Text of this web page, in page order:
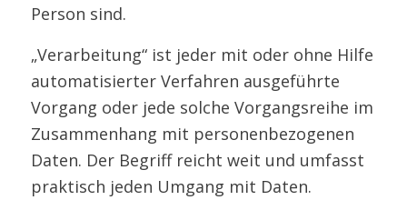
Person sind.
„Verarbeitung“ ist jeder mit oder ohne Hilfe
automatisierter Verfahren ausgeführte
Vorgang oder jede solche Vorgangsreihe im
Zusammenhang mit personenbezogenen
Daten. Der Begriff reicht weit und umfasst
praktisch jeden Umgang mit Daten.